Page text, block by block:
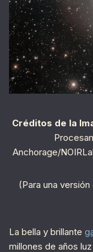
Créditos de la
Anchorage/
(Para una
La bella y brillante
millones de años